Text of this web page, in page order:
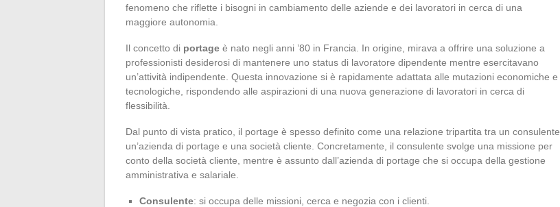
fenomeno che riflette i bisogni in cambiamento delle aziende e dei lavoratori in cerca di una
maggiore autonomia.
Il concetto di portage è nato negli anni ’80 in Francia. In origine, mirava a offrire una soluzione a
professionisti desiderosi di mantenere uno status di lavoratore dipendente mentre esercitavano
un’attività indipendente. Questa innovazione si è rapidamente adattata alle mutazioni economiche e
tecnologiche, rispondendo alle aspirazioni di una nuova generazione di lavoratori in cerca di
flessibilità.
Dal punto di vista pratico, il portage è spesso definito come una relazione tripartita tra un consulente,
un’azienda di portage e una società cliente. Concretamente, il consulente svolge una missione per
conto della società cliente, mentre è assunto dall’azienda di portage che si occupa della gestione
amministrativa e salariale.
Consulente: si occupa delle missioni, cerca e negozia con i clienti.